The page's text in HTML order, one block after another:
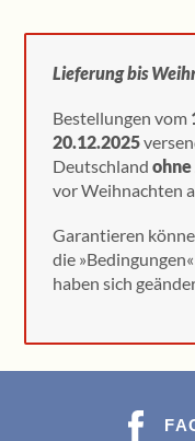
Lieferung bis
Bestellungen vom
20.12.2025
Deutschland
vor Weihnachten
Garantieren
die
haben sich